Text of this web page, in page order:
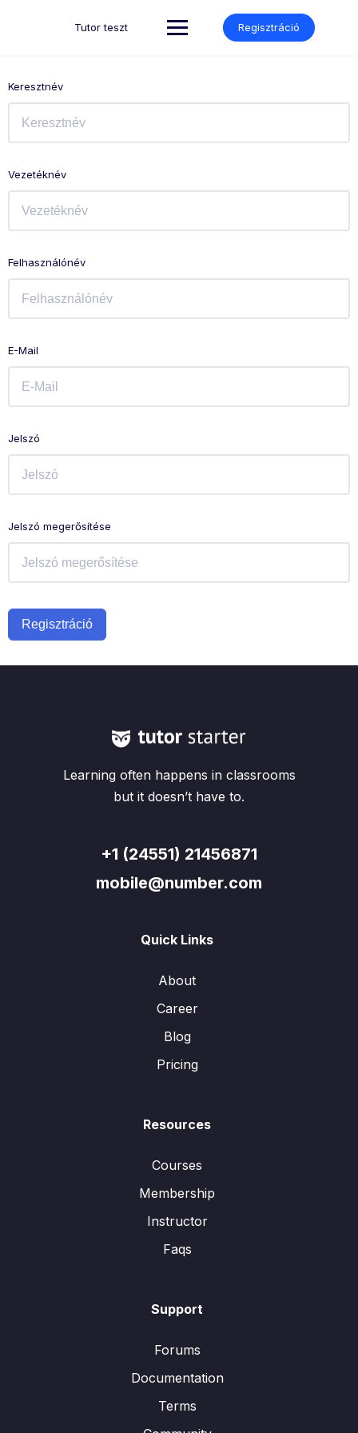
Tutor teszt Regisztráció
Keresztnév
Vezetéknév
Felhasználónév
E-Mail
Jelszó
Jelszó megerősítése
Regisztráció
Learning often happens in classrooms
but it doesn’t have to.
+1 (24551) 21456871
mobile@number.com
Quick Links
About
Career
Blog
Pricing
Resources
Courses
Membership
Instructor
Faqs
Support
Forums
Documentation
Terms